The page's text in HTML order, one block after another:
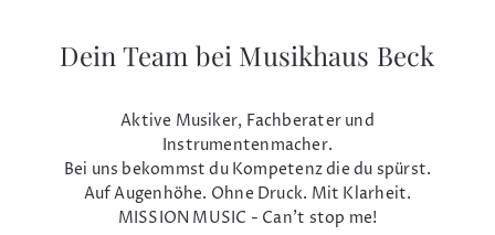
Dein Team bei Musikhaus Beck
Aktive Musiker, Fachberater und
Instrumentenmacher.
Bei uns bekommst du Kompetenz die du spürst.
Auf Augenhöhe. Ohne Druck. Mit Klarheit.
MISSION MUSIC - Can't stop me!